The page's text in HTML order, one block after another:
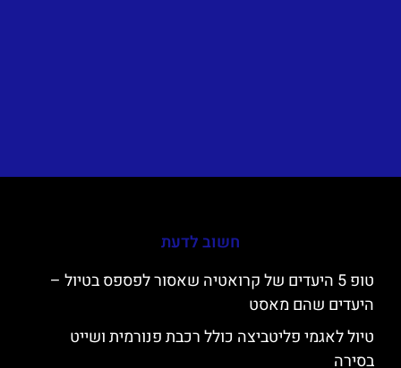
חשוב לדעת
טופ 5 היעדים של קרואטיה שאסור לפספס בטיול –
היעדים שהם מאסט
טיול לאגמי פליטביצה כולל רכבת פנורמית ושייט
בסירה